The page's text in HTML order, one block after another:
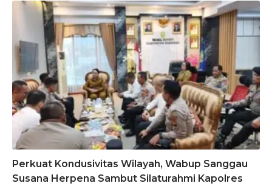
Perkuat Kondusivitas Wilayah, Wabup Sanggau
Susana Herpena Sambut Silaturahmi Kapolres